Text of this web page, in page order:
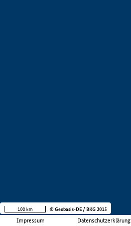
Impressum Datenschutzerklärung
100 km © Geobasis-DE / BKG 2015